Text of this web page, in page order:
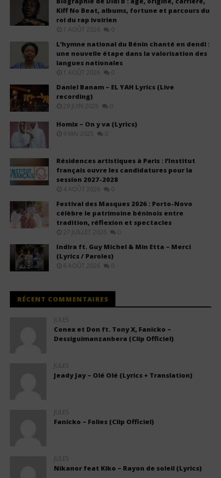
Kiff No Beat, albums, fortune et parcours du
roi du rap ivoirien
1 AOÛT 2026 0
L’hymne national du Bénin chanté en dendi :
une nouvelle étape dans la valorisation des
langues nationales
1 AOÛT 2026 0
Daniel Banam – EL YAH Lyrics (Live
recording)
29 JUIN 2025 0
Homix – On y va (Lyrics)
9 MAI 2025 0
Résidences artistiques à Paris : l’Institut
français ouvre les candidatures pour la
session 2027-2028
4 AOÛT 2026 0
Festival des Masques 2026 : Porto-Novo
célèbre le patrimoine béninois entre
tradition, réflexion et spectacles
27 JUILLET 2026 0
Indira ft. Guy Michel & Min Etta – Merci
(Lyrics / Paroles)
6 AOÛT 2026 0
RÉCENT COMMENTAIRES
JULES
Conex et Don ft. Tony X, Fanicko –
Dessiguimanzanbera (Clip Officiel)
JULES
Jeady Jay – Olé Olé (Lyrics + Translation)
JULES
Fanicko – Folies (Clip Officiel)
JULES
Nikanor feat Kiko – Rayon de soleil (Lyrics)